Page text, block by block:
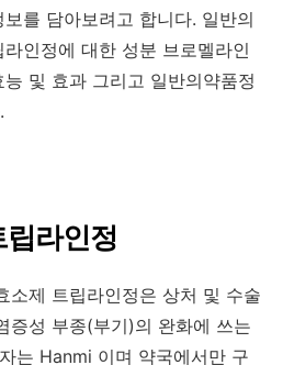
를 담아보려고 합니다. 일반의
인정에 대한 성분 브로멜라인
및 효과 그리고 일반의약품정
립라인정
소제 트립라인정은 상처 및 수술
증성 부종(부기)의 완화에 쓰는
는 Hanmi 이며 약국에서만 구